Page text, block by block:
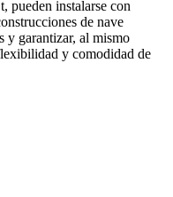
pueden instalarse con
de nave
y garantizar, al mismo
y comodidad de